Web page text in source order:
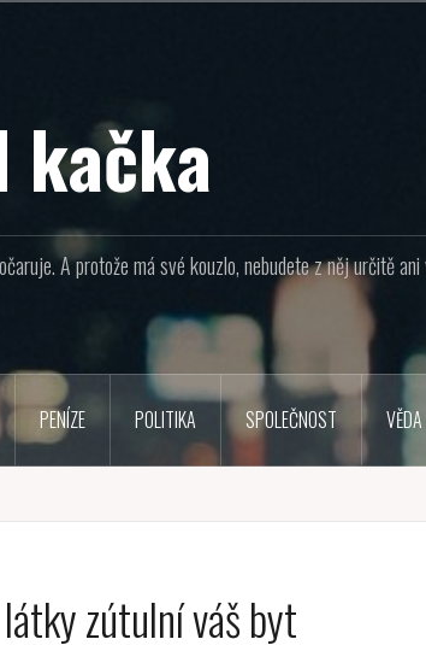
kačka
A protože má své kouzlo, nebudete z něj určitě
PENÍZE POLITIKA SPOLEČNOST VĚDA
zútulní váš byt